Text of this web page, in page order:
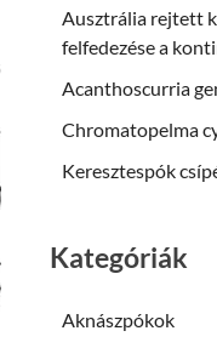
Ausztrália rejtett
felfedezése a
Acanthoscurria
Chromatopelma
Keresztespók
Kategóriák
Aknászpókok